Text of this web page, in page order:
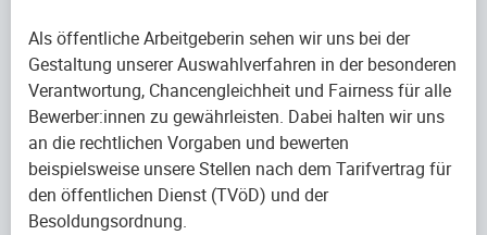
Als öffentliche Arbeitgeberin sehen wir uns bei der
Gestaltung unserer Auswahlverfahren in der besonderen
Verantwortung, Chancengleichheit und Fairness für alle
Bewerber:innen zu gewährleisten. Dabei halten wir uns
an die rechtlichen Vorgaben und bewerten
beispielsweise unsere Stellen nach dem Tarifvertrag für
den öffentlichen Dienst (TVöD) und der
Besoldungsordnung.